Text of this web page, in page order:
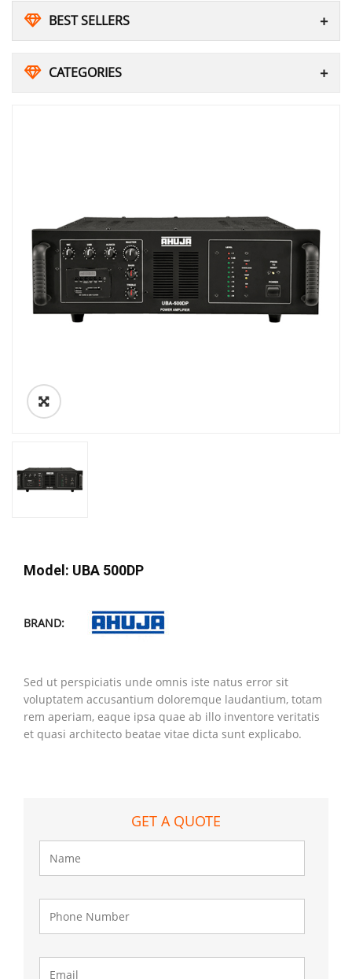
BEST SELLERS
CATEGORIES
Model: UBA 500DP
BRAND:
Sed ut perspiciatis unde omnis iste natus error sit
voluptatem accusantium doloremque laudantium, totam
rem aperiam, eaque ipsa quae ab illo inventore veritatis
et quasi architecto beatae vitae dicta sunt explicabo.
GET A QUOTE